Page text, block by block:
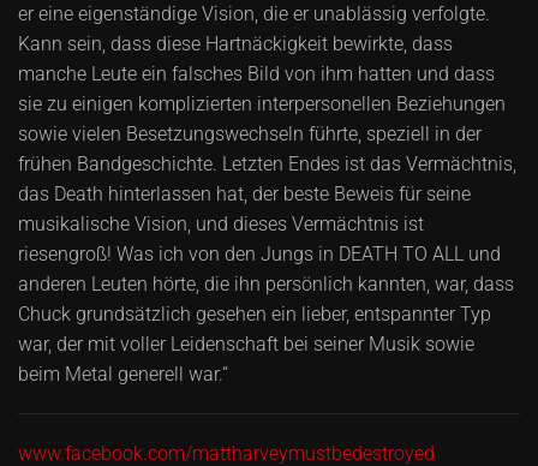
er eine eigenständige Vision, die er unablässig verfolgte.
Kann sein, dass diese Hartnäckigkeit bewirkte, dass
manche Leute ein falsches Bild von ihm hatten und dass
sie zu einigen komplizierten interpersonellen Beziehungen
sowie vielen Besetzungswechseln führte, speziell in der
frühen Bandgeschichte. Letzten Endes ist das Vermächtnis,
das Death hinterlassen hat, der beste Beweis für seine
musikalische Vision, und dieses Vermächtnis ist
riesengroß! Was ich von den Jungs in DEATH TO ALL und
anderen Leuten hörte, die ihn persönlich kannten, war, dass
Chuck grundsätzlich gesehen ein lieber, entspannter Typ
war, der mit voller Leidenschaft bei seiner Musik sowie
beim Metal generell war.“
www.facebook.com/mattharveymustbedestroyed